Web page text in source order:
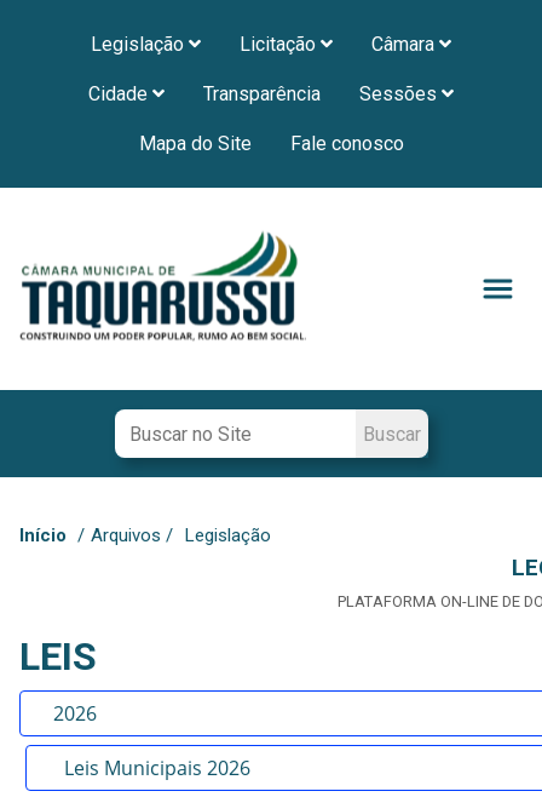
Legislação Licitação Câmara
Cidade Transparência Sessões
Mapa do Site Fale conosco
Início / Arquivos / Legislação
PLATAFORMA ON-LINE DE
LEIS
2026
Leis Municipais 2026